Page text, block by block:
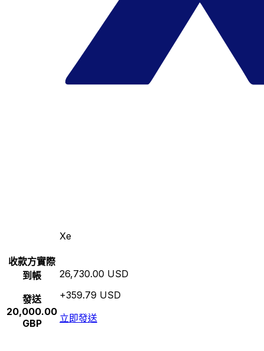
Xe
收款方實際
到帳
發送
20,000.00
GBP
26,730.00 USD
+359.79 USD
立即發送